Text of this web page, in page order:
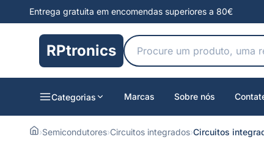
Entrega gratuita em encomendas superiores a 80€
RPtronics
Categorias Marcas Sobre nós
›Semicondutores›Circuitos integrados›Circuitos